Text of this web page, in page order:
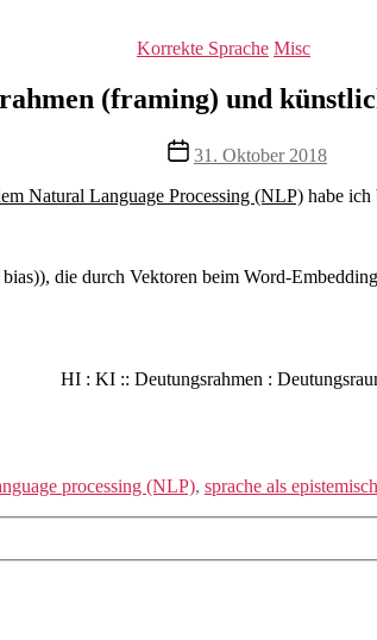
Kategorien
Korrekte Sprache Misc
(framing) und
Veröffentlichungsdatum
31. Oktober 2018
Natural Language Processing (NLP) habe ich
die durch Vektoren beim Word-
HI : KI :: Deutungsrahmen :
processing (NLP), sprache als